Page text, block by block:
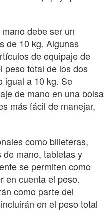
debe ser un
de 10 kg. Algunas
de equipaje de
peso total de los dos
igual a 10 kg. Se
de mano en una bolsa
más fácil de manejar,
como billeteras,
mano, tabletas y
se permiten como
en cuenta el peso.
como parte del
en el peso total